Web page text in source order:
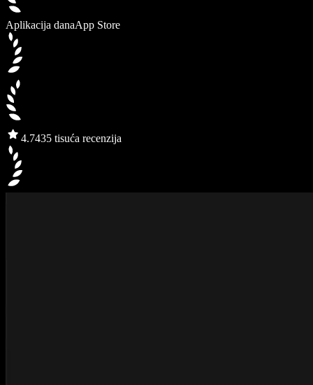
Aplikacija danaApp Store
4.7435 tisuća recenzija